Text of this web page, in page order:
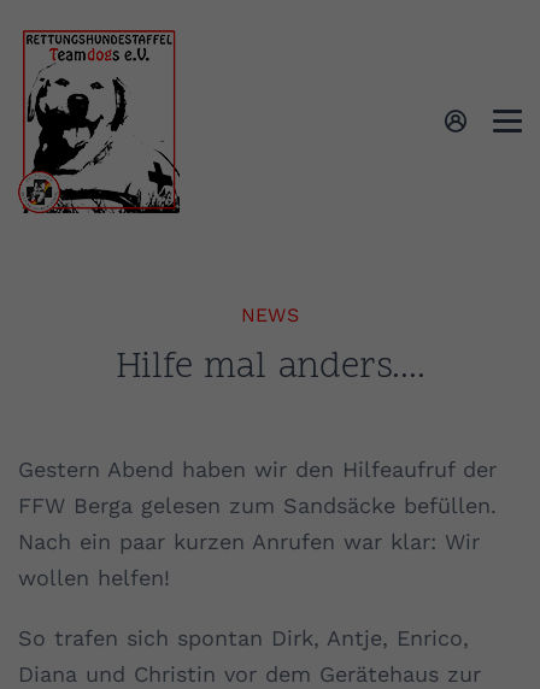
NEWS
Hilfe mal anders....
Gestern Abend haben wir den Hilfeaufruf der
FFW Berga gelesen zum Sandsäcke befüllen.
Nach ein paar kurzen Anrufen war klar: Wir
wollen helfen!
So trafen sich spontan Dirk, Antje, Enrico,
Diana und Christin vor dem Gerätehaus zur